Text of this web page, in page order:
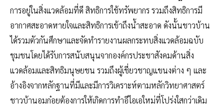
การอยู่ในสิ่งแวดล้อมที่ดี สิทธิการใช้ทรัพยากร รวมถึงสิทธิการมี
อากาศสะอาดหายใจและสิทธิการเข้าถึงน้ำสะอาด ดังนั้นชาวบ้าน
ได้รวมตัวกันศึกษาและจัดทำรายงานผลกระทบสิ่งแวดล้อมฉบับ
ชุมชนโดยได้รับการสนับสนุนจากองค์กรประชาสังคมด้านสิ่ง
แวดล้อมและสิทธิมนุษยชน รวมถึงผู้เชี่ยวชาญแขนงต่าง ๆ และ
อ้างอิงจากหลักฐานที่มีและมีการวิเคราะห์ตามหลักวิทยาศาสตร์
ชาวบ้านอมก๋อยต้องการให้เกิดการทำอีไอเอใหม่ที่โปร่งใสกว่าเดิม